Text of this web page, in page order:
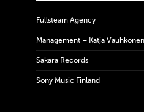
Fullsteam Agency
Management – Katja Vauhkonen
Sakara Records
Sony Music Finland